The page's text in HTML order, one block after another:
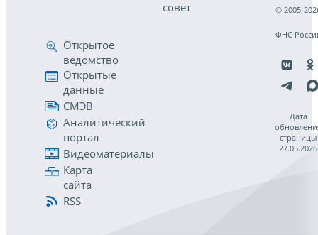
совет
Открытое
ведомство
Открытые
данные
СМЭВ
Аналитический
портал
Видеоматериалы
Карта
сайта
RSS
© 2005-
ФНС
Дата
страницы
27.05.2026